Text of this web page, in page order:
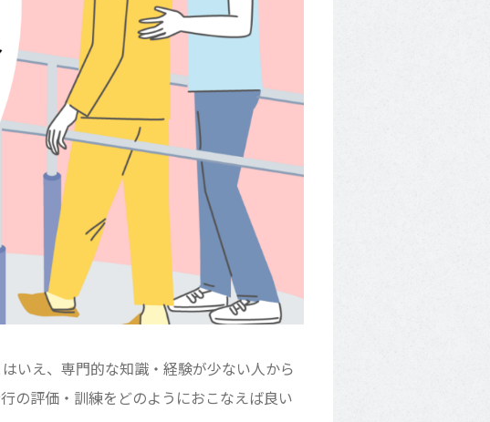
いえ、専門的な知識・経験が少ない人から
の評価・訓練をどのようにおこなえば良い